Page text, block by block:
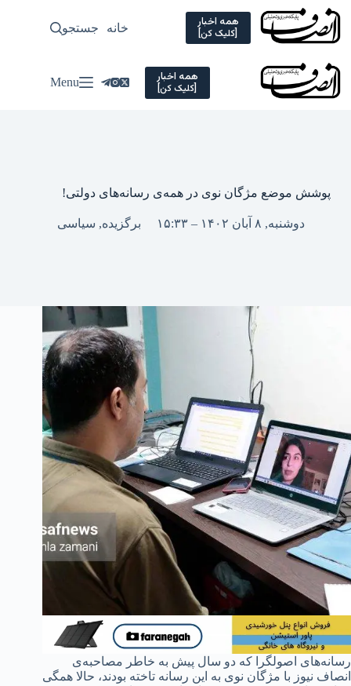
Skip
content
همه اخبار
[کلیک کن] خانه سیاسی
جستجو
همه اخبار
[کلیک کن] Menu
پوشش موضع مژگان نوی در همه‌ی رسانه‌های دولتی!
دوشنبه, ۸ آبان ۱۴۰۲ – ۱۵:۳۳ برگزیده, سیاسی
رسانه‌های اصولگرا که دو سال پیش به خاطر مصاحبه‌ی
انصاف نیوز با مژگان نوی به این رسانه تاخته بودند، حالا همگی